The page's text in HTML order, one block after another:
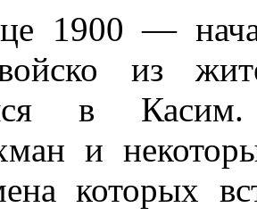
1900 —
из
в
и
кото­рых